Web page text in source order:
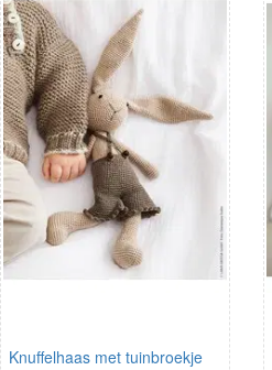
Knuffelhaas met tuinbroekje